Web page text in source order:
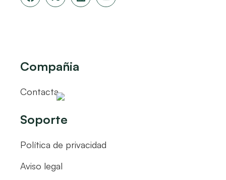
Compañia
Contacta
Soporte
Política de privacidad
Aviso legal